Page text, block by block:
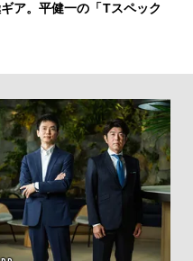
ア。平健一の「Tスペック